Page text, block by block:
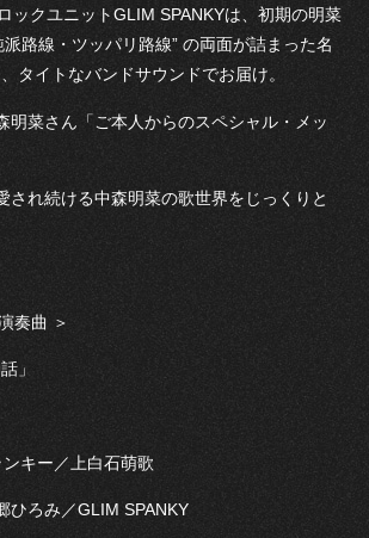
ックユニットGLIM SPANKYは、初期の明菜
路線・ツッパリ路線” の両面が詰まった名
タイトなバンドサウンドでお届け。
明菜さん「ご本人からのスペシャル・メッ
され続ける中森明菜の歌世界をじっくりと
奏曲 ＞
」
キー／上白石萌歌
ひろみ／GLIM SPANKY